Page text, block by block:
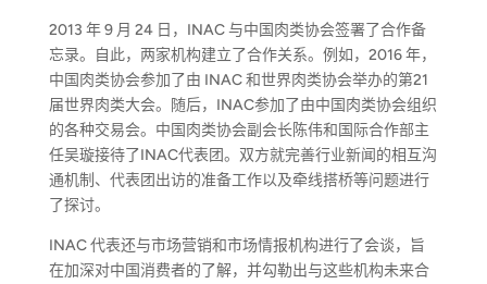
2013 年 9 月 24 日，INAC 与中国肉类协会签署了合作备
忘录。自此，两家机构建立了合作关系。例如，2016 年，
中国肉类协会参加了由 INAC 和世界肉类协会举办的第21
届世界肉类大会。随后，INAC参加了由中国肉类协会组织
的各种交易会。中国肉类协会副会长陈伟和国际合作部主
任吴璇接待了INAC代表团。双方就完善行业新闻的相互沟
通机制、代表团出访的准备工作以及牵线搭桥等问题进行
了探讨。
INAC 代表还与市场营销和市场情报机构进行了会谈，旨
在加深对中国消费者的了解，并勾勒出与这些机构未来合